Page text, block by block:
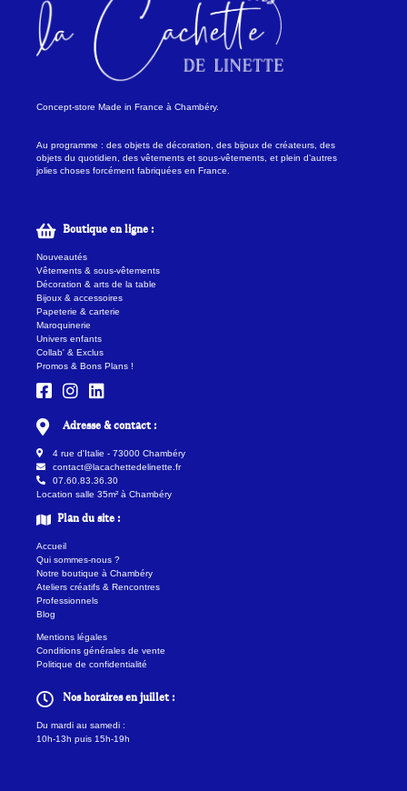
Concept-store Made in France à Chambéry.
Au programme : des objets de décoration, des bijoux de créateurs, des
objets du quotidien, des vêtements et sous-vêtements, et plein d’autres
jolies choses forcément fabriquées en France.
Boutique en ligne :
Nouveautés
Vêtements & sous-vêtements
Décoration & arts de la table
Bijoux & accessoires
Papeterie & carterie
Maroquinerie
Univers enfants
Collab' & Exclus
Promos & Bons Plans !
Adresse & contact :
4 rue d'Italie - 73000 Chambéry
contact@lacachettedelinette.fr
07.60.83.36.30
Location salle 35m² à Chambéry
Plan du site :
Accueil
Qui sommes-nous ?
Notre boutique à Chambéry
Ateliers créatifs & Rencontres
Professionnels
Blog
Mentions légales
Conditions générales de vente
Politique de confidentialité
Nos horaires en juillet :
Du mardi au samedi :
10h-13h puis 15h-19h